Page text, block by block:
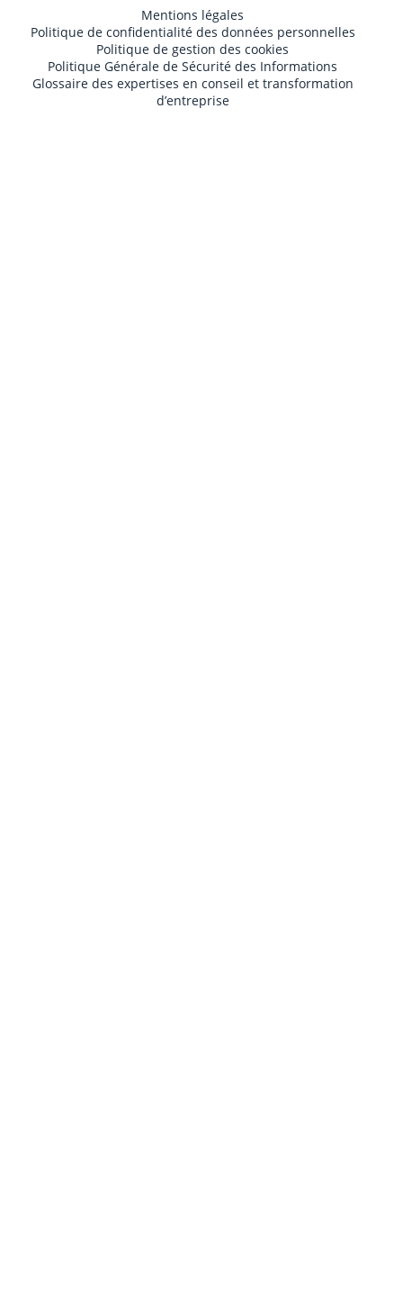
Mentions légales
Politique de confidentialité des données personnelles
Politique de gestion des cookies
Politique Générale de Sécurité des Informations
Glossaire des expertises en conseil et transformation
d’entreprise